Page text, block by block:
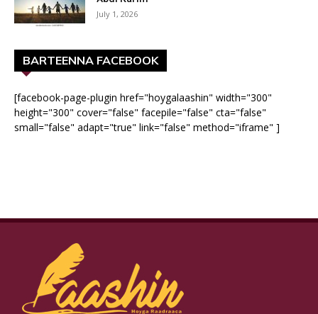
July 1, 2026
BARTEENNA FACEBOOK
[facebook-page-plugin href="hoygalaashin" width="300"
height="300" cover="false" facepile="false" cta="false"
small="false" adapt="true" link="false" method="iframe" ]